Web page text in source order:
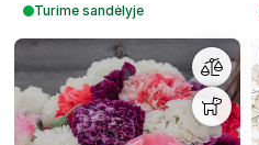
Turime sandėlyje